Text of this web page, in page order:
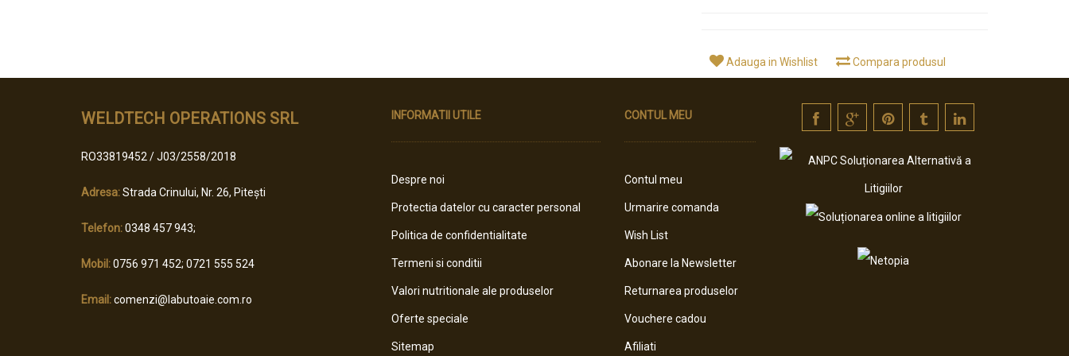
Adauga in Wishlist Compara produsul
WELDTECH OPERATIONS SRL
RO33819452 / J03/2558/2018
Adresa:Strada Crinului, Nr. 26, Pitești
Telefon:0348 457 943;
Mobil:0756 971 452; 0721 555 524
Email:comenzi@labutoaie.com.ro
INFORMATII UTILE
Despre noi
Protectia datelor cu caracter personal
Politica de confidentialitate
Termeni si conditii
Valori nutritionale ale produselor
Oferte speciale
Sitemap
CONTUL MEU
Contul meu
Urmarire comanda
Wish List
Abonare la Newsletter
Returnarea produselor
Vouchere cadou
Afiliati